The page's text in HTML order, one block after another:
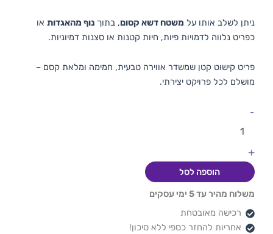
ניתן לשלב אותו על משטח דשא קסום, בתוך נוף מהאגדות או
כפריט נלווה לדמויות פיות, חיות קטנות או סצנות דמיוניות.
פריט קישוט קטן שמשדר אווירה טבעית, חמימה ומלאת קסם –
מושלם לכל פרויקט יצירתי.
-
+
הוספה לסל
משלוח מהיר עד 5 ימי עסקים
רכישה מאובטחת
אחריות להחזר כספי ללא סיכון!